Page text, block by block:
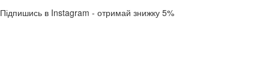
Підпишись в Instagram - отримай знижку 5%